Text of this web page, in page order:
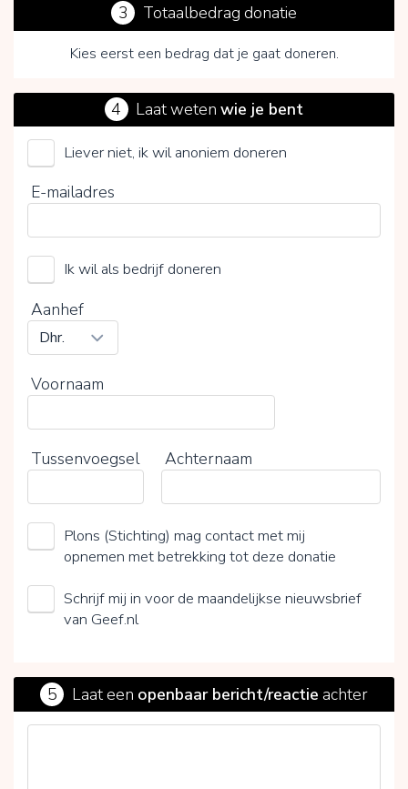
3 Totaalbedrag donatie
Kies eerst een bedrag dat je gaat doneren.
Kies je vrijwillige bijdrage
0%
4 Laat wetenwie je bent
Liever niet, ik wil anoniem doneren
E-mailadres
Ik wil als bedrijf doneren
Aanhef
Voornaam
Tussenvoegsel Achternaam
Plons (Stichting) mag contact met mij
opnemen met betrekking tot deze donatie
Schrijf mij in voor de maandelijkse nieuwsbrief
van Geef.nl
5 Laat een openbaar bericht/reactie achter